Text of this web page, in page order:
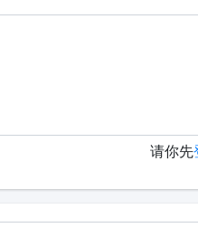
请你先